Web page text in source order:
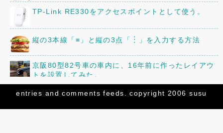
TP-Link RE330をアクセスポイントとして使う。
縦の3本線「≡」と縦の3点「︙」を入力する方法
京阪80型82号車の車内に、16年前に作ったレイアウ
トを設置してみた。
三菱「ミニキャブ」のオーディオ・スピーカーを交換
entries andcomments feeds. copyright 2006 susu